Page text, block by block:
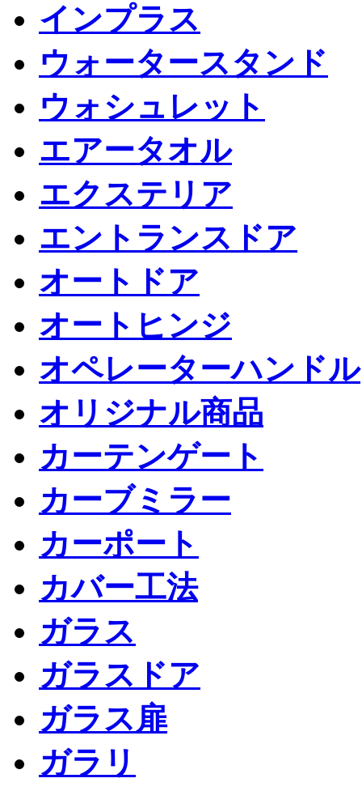
インプラス
ウォータースタンド
ウォシュレット
エアータオル
エクステリア
エントランスドア
オートドア
オートヒンジ
オペレーターハンドル
オリジナル商品
カーテンゲート
カーブミラー
カーポート
カバー工法
ガラス
ガラスドア
ガラス扉
ガラリ